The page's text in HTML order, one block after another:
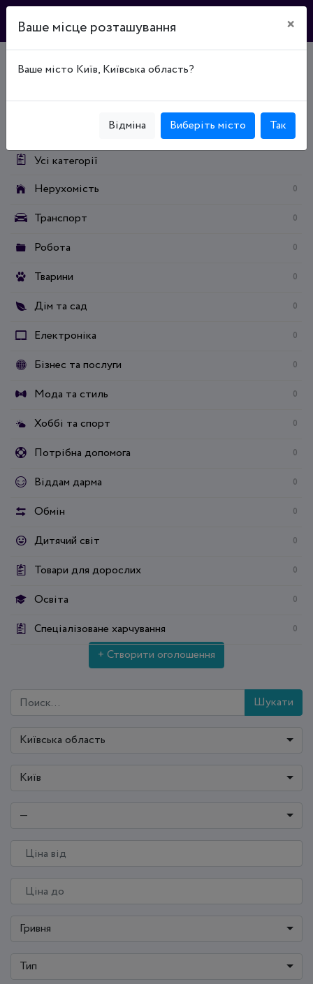
Дошка оголошень
Усі категорії
Нерухомість
0
Транспорт 0
Робота 0
Тварини 0
Дім та сад 0
Електроніка 0
Бізнес та послуги 0
Мода та стиль 0
Хоббі та спорт 0
Потрібна допомога 0
Віддам дарма 0
Обмін 0
Дитячий світ 0
Товари для дорослих 0
Освіта 0
Спеціалізоване харчування 0
+ Створити оголошення
Шукати
Київська область
Київ
—
Гривня
Тип
Ваше місце розташування ×
Ваше місто Київ, Київська область?
Відміна Виберіть місто Так